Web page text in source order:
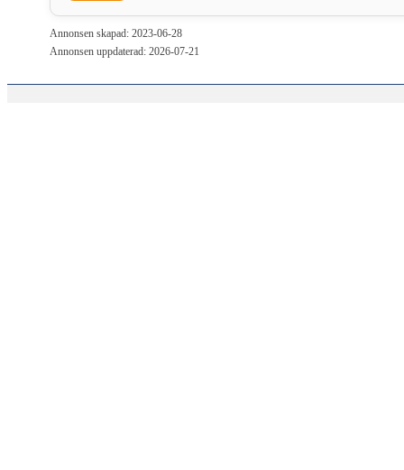
Annonsen skapad: 2023-06-28
Annonsen uppdaterad: 2026-07-21